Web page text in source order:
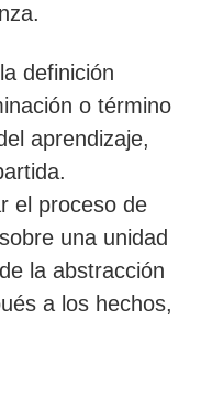
definición
o término
aprendizaje,
el proceso de
una unidad
la abstracción
a los hechos,